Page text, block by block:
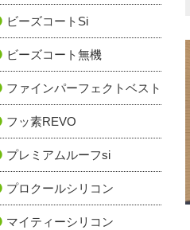
ビーズコートSi
ビーズコート無機
ファインパーフェクトベスト
フッ素REVO
プレミアムルーフsi
プロクールシリコン
マイティーシリコン